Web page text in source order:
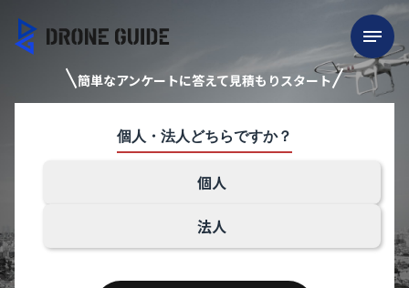
簡単なアンケートに答えて見積もりスタート
個人・法人どちらですか？
個人
法人